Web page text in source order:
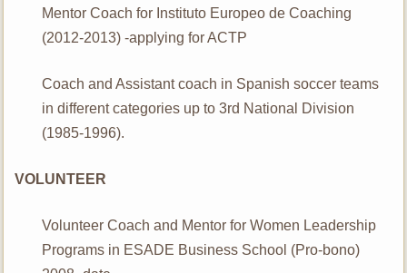
Mentor Coach for Instituto Europeo de Coaching
(2012-2013) -applying for ACTP
Coach and Assistant coach in Spanish soccer teams
in different categories up to 3rd National Division
(1985-1996).
VOLUNTEER
Volunteer Coach and Mentor for Women Leadership
Programs in ESADE Business School (Pro-bono)